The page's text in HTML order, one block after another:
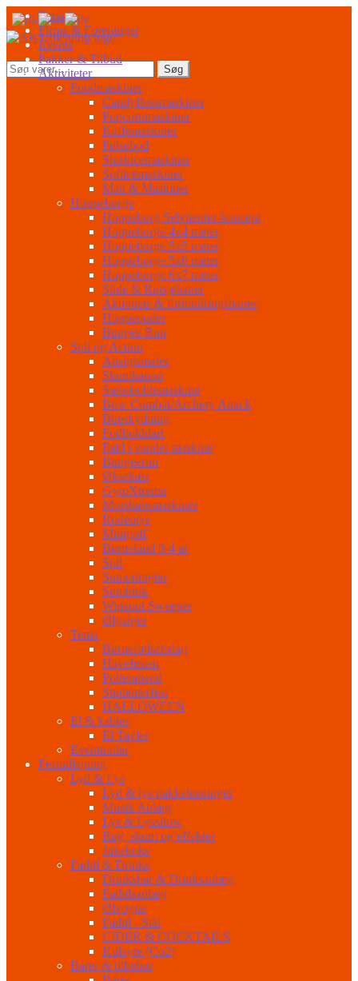
Spring
til
navigation
Spring
til
indhold
Søg
efter:
Søg
Forside
Firma & Foreninger
Events
Pakker & Tilbud
Aktiviteter
Foodmaskiner
Candyflossmaskiner
Popcornmaskiner
Kaffemaskiner
Pølsebod
Slushicemaskiner
Softicemaskiner
Mad & Maskiner
Hoppeborge
Hoppeborg Selvhenter-koncept
Hoppeborge 4x4 meter
Hoppeborge 5x5 meter
Hoppeborge 5x6 meter
Hoppeborge 6x7 meter
Slide & Rutsjebaner
Aktivitets & forhindringsbaner
Hoppepuder
Bungee Run
Spil og Action
Ansigtsmaler
Skumkanon
Sæbeboblemaskine
Bow Combat/Archery Attack
Bueskydning
Fodbolddart
Fald i vandet maskine
Bungeerun
Øksekast
GyroXtreme
Morskabsmaskiner
Rodeotyr
Minigolf
Børneland 0-4 år
Spil
Sumodragter
Sømblok
Wipeout Sweeper
Ølgalger
Tema
Børnefødselsdag
Havefesten
Polterabend
Studenterfest
HALLOWEEN
El & kabler
El Tavler
Eventtrailer
Festudlejning
Lyd & Lys
Lyd & lys pakkeløsninger
Musik Anlæg
Lys & Lysshow
Røg, skum og effekter
Jukeboks
Fadøl & Drinks
Drinksbar & Drinksanlæg
Fadølsanlæg
Ølvogne
Fadøl - Stål
CIDER & COCKTAILS
Kulsyre (Co2)
Barer & tilbehør